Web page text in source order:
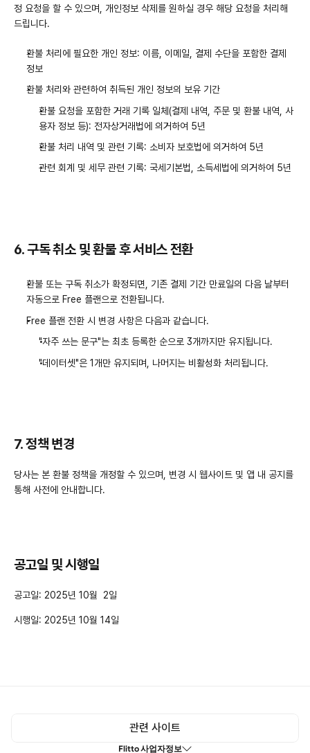
정 요청을 할 수 있으며, 개인정보 삭제를 원하실 경우 해당 요청을 처리해
드립니다.
환불 처리에 필요한 개인 정보: 이름, 이메일, 결제 수단을 포함한 결제
정보
환불 처리와 관련하여 취득된 개인 정보의 보유 기간
환불 요청을 포함한 거래 기록 일체(결제 내역, 주문 및 환불 내역, 사
용자 정보 등): 전자상거래법에 의거하여 5년
환불 처리 내역 및 관련 기록: 소비자 보호법에 의거하여 5년
관련 회계 및 세무 관련 기록: 국세기본법, 소득세법에 의거하여 5년
6. 구독 취소 및 환불 후 서비스 전환
환불 또는 구독 취소가 확정되면, 기존 결제 기간 만료일의 다음 날부터
자동으로 Free 플랜으로 전환됩니다.
Free 플랜 전환 시 변경 사항은 다음과 같습니다.
"자주 쓰는 문구"는 최초 등록한 순으로 3개까지만 유지됩니다.
"데이터셋"은 1개만 유지되며, 나머지는 비활성화 처리됩니다.
7. 정책 변경
당사는 본 환불 정책을 개정할 수 있으며, 변경 시 웹사이트 및 앱 내 공지를
통해 사전에 안내합니다.
공고일 및 시행일
공고일: 2025년 10월  2일
시행일: 2025년 10월 14일
Flitto 사업자정보
관련 사이트